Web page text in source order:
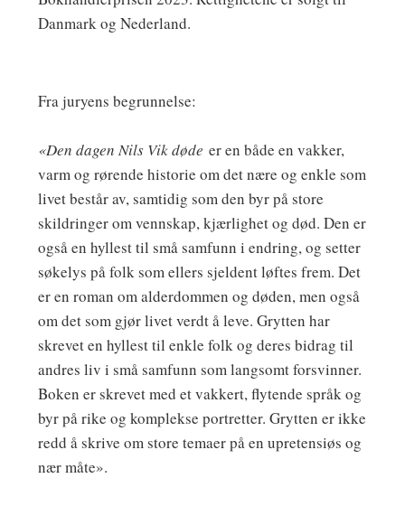
Danmark og Nederland.
Fra juryens begrunnelse:
«Den dagen Nils Vik døde er en både en vakker,
varm og rørende historie om det nære og enkle som
livet består av, samtidig som den byr på store
skildringer om vennskap, kjærlighet og død. Den er
også en hyllest til små samfunn i endring, og setter
søkelys på folk som ellers sjeldent løftes frem. Det
er en roman om alderdommen og døden, men også
om det som gjør livet verdt å leve. Grytten har
skrevet en hyllest til enkle folk og deres bidrag til
andres liv i små samfunn som langsomt forsvinner.
Boken er skrevet med et vakkert, flytende språk og
byr på rike og komplekse portretter. Grytten er ikke
redd å skrive om store temaer på en upretensiøs og
nær måte».